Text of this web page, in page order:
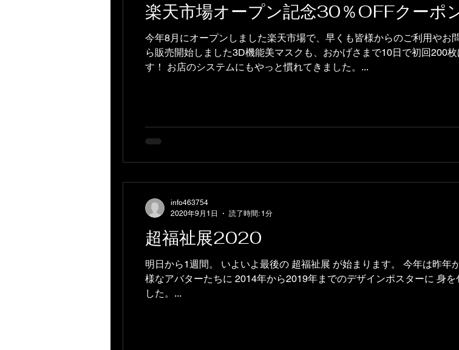
楽天市場オープン記念30％OFFクーポ
今年8月にオープンしました楽天市場で、早くも皆様からのご利用やお
ら販売開始しました3D機能美マスクも、おかげさまで10日で初回200
す！ お店のシステムにもやっと慣れてきました。...
超福祉展2020
明日から1週間。 いよいよ最後の 超福祉展 が始まります。 今年は昨年
様なアバターたちに 2014年から2019年までのデザインポスターに 身
した。...
info463754
2020年9月1日
読了時間: 1分